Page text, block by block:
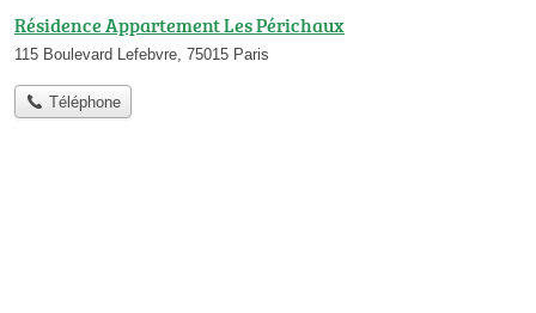
Résidence Appartement Les Périchaux
115 Boulevard Lefebvre, 75015 Paris
Téléphone